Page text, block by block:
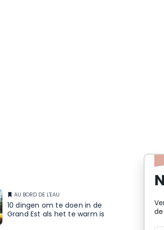
AU BORD DE L'EAU
10 dingen om te doen in de
Grand Est als het te warm is